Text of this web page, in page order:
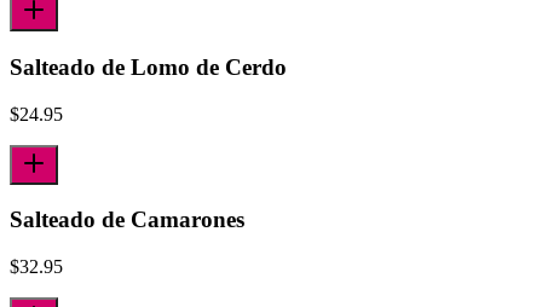
Salteado de Lomo de Cerdo
$24.95
Salteado de Camarones
$32.95